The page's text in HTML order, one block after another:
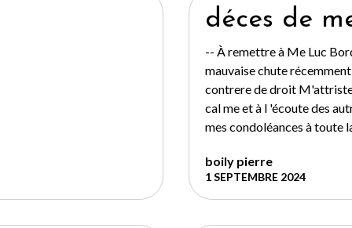
déces de
-- À remettre à Me Luc
mauvaise chute
contrere de droit
cal me et à l 'écoute des
mes condoléances à toute
boily pierre
1 SEPTEMBRE 2024